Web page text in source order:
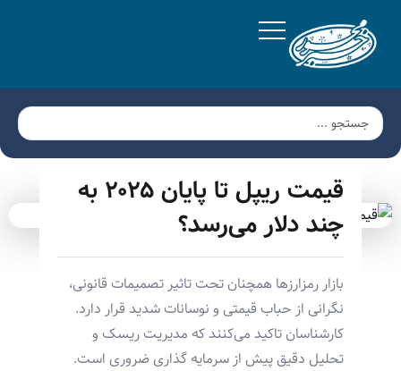
قیمت ریپل تا پایان ۲۰۲۵ به
چند دلار می‌رسد؟
بازار رمزارزها همچنان تحت تاثیر تصمیمات قانونی،
نگرانی از حباب قیمتی و نوسانات شدید قرار دارد.
کارشناسان تاکید می‌کنند که مدیریت ریسک و
تحلیل دقیق پیش از سرمایه گذاری ضروری است.